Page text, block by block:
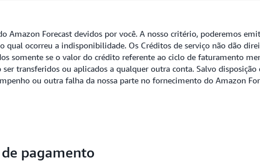
Amazon Forecast devidos por você. A nosso critério, poderemos
qual ocorreu a indisponibilidade. Os Créditos de serviço não dão
somente se o valor do crédito referente ao ciclo de faturamento
transferidos ou aplicados a qualquer outra conta. Salvo
ou outra falha da nossa parte no fornecimento do Amazon
pagamento